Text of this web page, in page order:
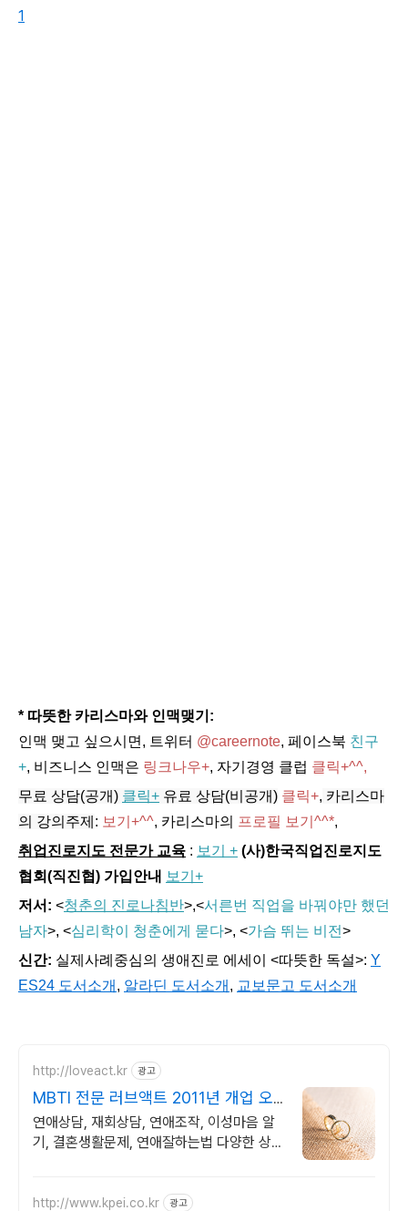
1
* 따뜻한 카리스마와 인맥맺기:
인맥 맺고 싶으시면, 트위터 @careernote, 페이스북 친구
+, 비즈니스 인맥은 링크나우+, 자기경영 클럽 클릭+^^,
무료 상담(공개) 클릭+ 유료 상담(비공개) 클릭+, 카리스마
의 강의주제 : 보기+^^, 카리스마의 프로필 보기^^*,
취업진로지도 전문가 교육 : 보기 + (사)한국직업진로지도
협회(직진협) 가입안내 보기+
저서: <청춘의 진로나침반>,<서른번 직업을 바꿔야만 했던
남자>, <심리학이 청춘에게 묻다>, <가슴 뛰는 비전>
신간: 실제사례중심의 생애진로 에세이 <따뜻한 독설>: Y
ES24 도서소개 , 알라딘 도서소개 , 교보문고 도서소개
http://loveact.kr 광고
MBTI 전문 러브액트 2011년 개업 오
랜 업력
연애상담, 재회상담, 연애조작, 이성마음 알
기, 결혼생활문제, 연애잘하는법 다양한 상황
http://www.kpei.co.kr 광고